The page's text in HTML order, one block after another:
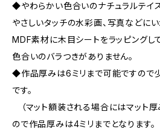
◆やわらかい色合いのナチュラルテイス
やさしいタッチの水彩画、写真などにい
MDF素材に木目シートをラッピングし
色合いのバラつきがありません。
◆作品厚みは6ミリまで可能ですので
です。
（マット額装される場合にはマット
ので作品厚みは4ミリまでとなります。